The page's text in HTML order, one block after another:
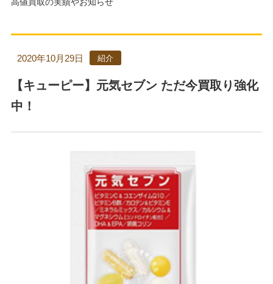
高値買取の実績やお知らせ
【キューピー】元気セブン ただ今買取り強化
中！
2020年10月29日 紹介